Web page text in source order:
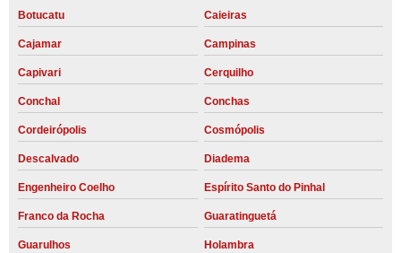
Botucatu Caieiras
Cajamar Campinas
Capivari Cerquilho
Conchal Conchas
Cordeirópolis Cosmópolis
Descalvado Diadema
Engenheiro Coelho Espírito Santo do Pinhal
Franco da Rocha Guaratinguetá
Guarulhos Holambra